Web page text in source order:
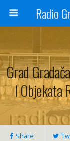
Grad
I Objekata
Share